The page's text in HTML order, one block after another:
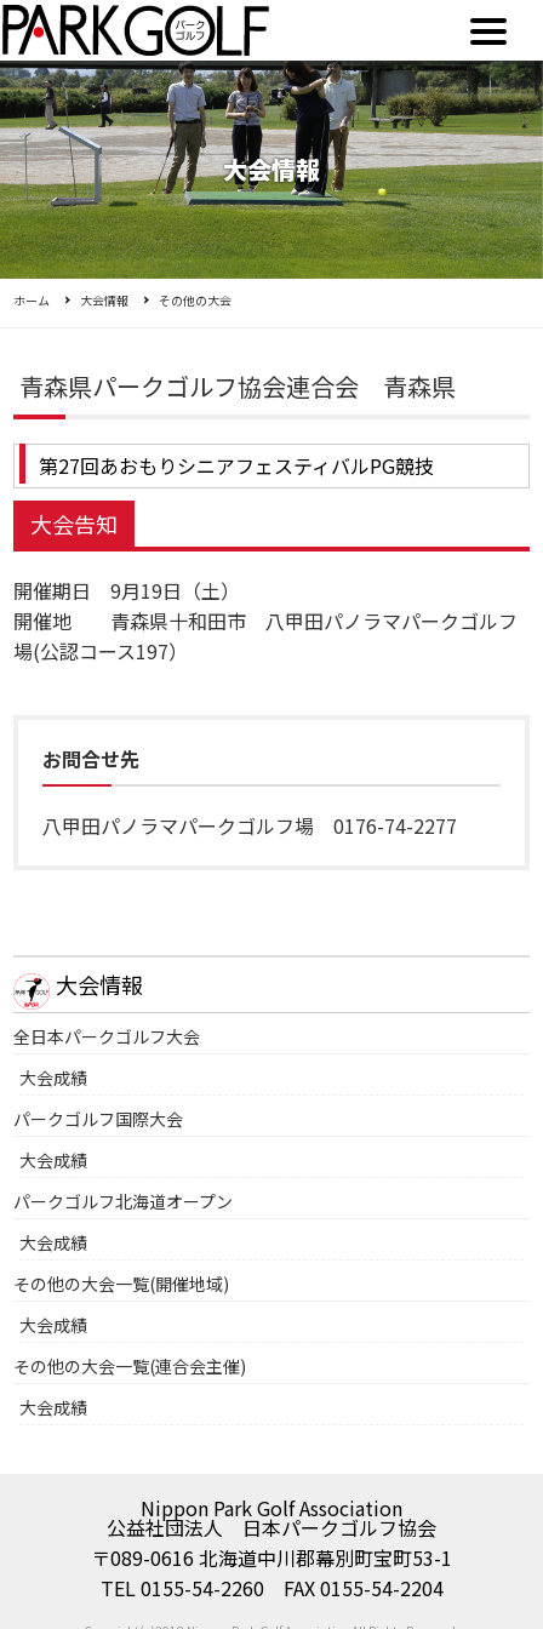
大会情報
ホーム 大会情報 その他の大会
大会情報
全日本パークゴルフ大会
大会成績
パークゴルフ国際大会
大会成績
パークゴルフ北海道オープン
大会成績
その他の大会一覧(開催地域)
大会成績
その他の大会一覧(連合会主催)
大会成績
青森県パークゴルフ協会連合会 青森県
第27回あおもりシニアフェスティバルPG競技
大会告知
開催期日 9月19日（土）
開催地 青森県十和田市 八甲田パノラマパークゴルフ
場(公認コース197）
お問合せ先
八甲田パノラマパークゴルフ場 0176-74-2277
Nippon Park Golf Association
公益社団法人 日本パークゴルフ協会
〒089-0616 北海道中川郡幕別町宝町53-1
TEL 0155-54-2260 FAX 0155-54-2204